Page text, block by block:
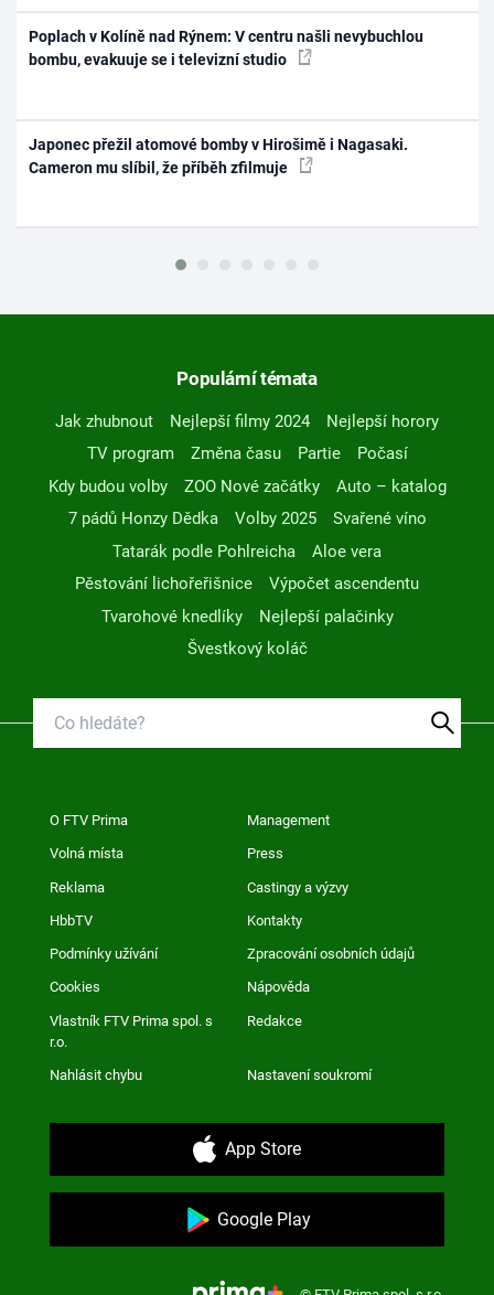
Poplach v Kolíně nad Rýnem: V centru našli nevybuchlou
bombu, evakuuje se i televizní studio
Japonec přežil atomové bomby v Hirošimě i Nagasaki.
Cameron mu slíbil, že příběh zfilmuje
Populární témata
Jak zhubnout Nejlepší filmy 2024
Nejlepší horory
TV program
Změna času Partie
Počasí
Kdy budou volby
ZOO Nové začátky
Auto – katalog
7 pádů Honzy Dědka
Volby 2025
Svařené víno
Tatarák podle Pohlreicha
Aloe vera
Pěstování lichořeřišnice
Výpočet ascendentu
Tvarohové knedlíky
Nejlepší palačinky
Švestkový koláč
O FTV Prima Management
Volná místa Press
Reklama Castingy a výzvy
HbbTV Kontakty
Podmínky užívání Zpracování osobních údajů
Cookies Nápověda
Vlastník FTV Prima spol. s
r.o.
Redakce
Nahlásit chybu Nastavení soukromí
App Store
Google Play